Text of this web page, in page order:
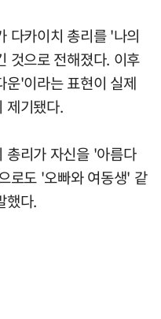
다카이치 총리를 '나의
것으로 전해졌다. 이후
운'이라는 표현이 실제
제기됐다.
총리가 자신을 '아름다
로도 '오빠와 여동생' 같
했다.